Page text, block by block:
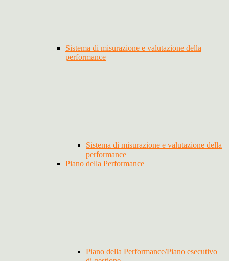
Sistema di misurazione e valutazione della
performance
Sistema di misurazione e valutazione della
performance
Piano della Performance
Piano della Performance/Piano esecutivo